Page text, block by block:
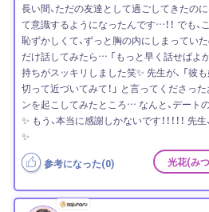
長い間、ただの友達として過ごしてきたの
て意識するようになったんです…！！ でも
恥ずかしくて、ずっと胸の内にしまってい
だけ話してみたら… 「もっと早く話せばよか
持ちがスッキリしました笑✨ 先生が、 「彼
切って近づいてみて！」 と言ってくださっ
ンを起こしてみたところ… なんと、デートの約
✨ もう、本当に感謝しかないです！！！！！ 先
✨
参考になった(0) 光花(み